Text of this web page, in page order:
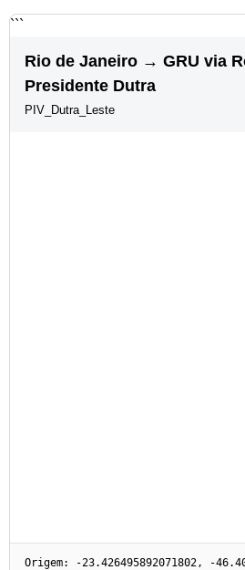
```
Rio de Janeiro → GRU via
Presidente Dutra
PIV_Dutra_Leste
Origem: -23.426495892071802, -